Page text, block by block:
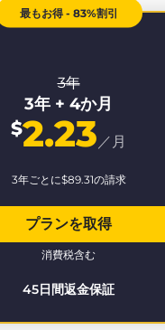
最もお得 - 83%割引
3年
3年 + 4か月
$2.23 ／月
3年ごとに$89.31の請求
プランを取得
45日間返金保証
消費税含む